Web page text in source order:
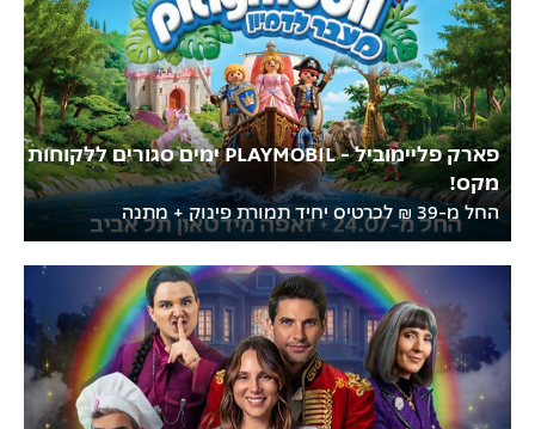
פארק פליימוביל - PLAYMOBIL ימים סגורים ללקוחות
מקס!
החל מ-39 ₪ לכרטיס יחיד תמורת פינוק + מתנה